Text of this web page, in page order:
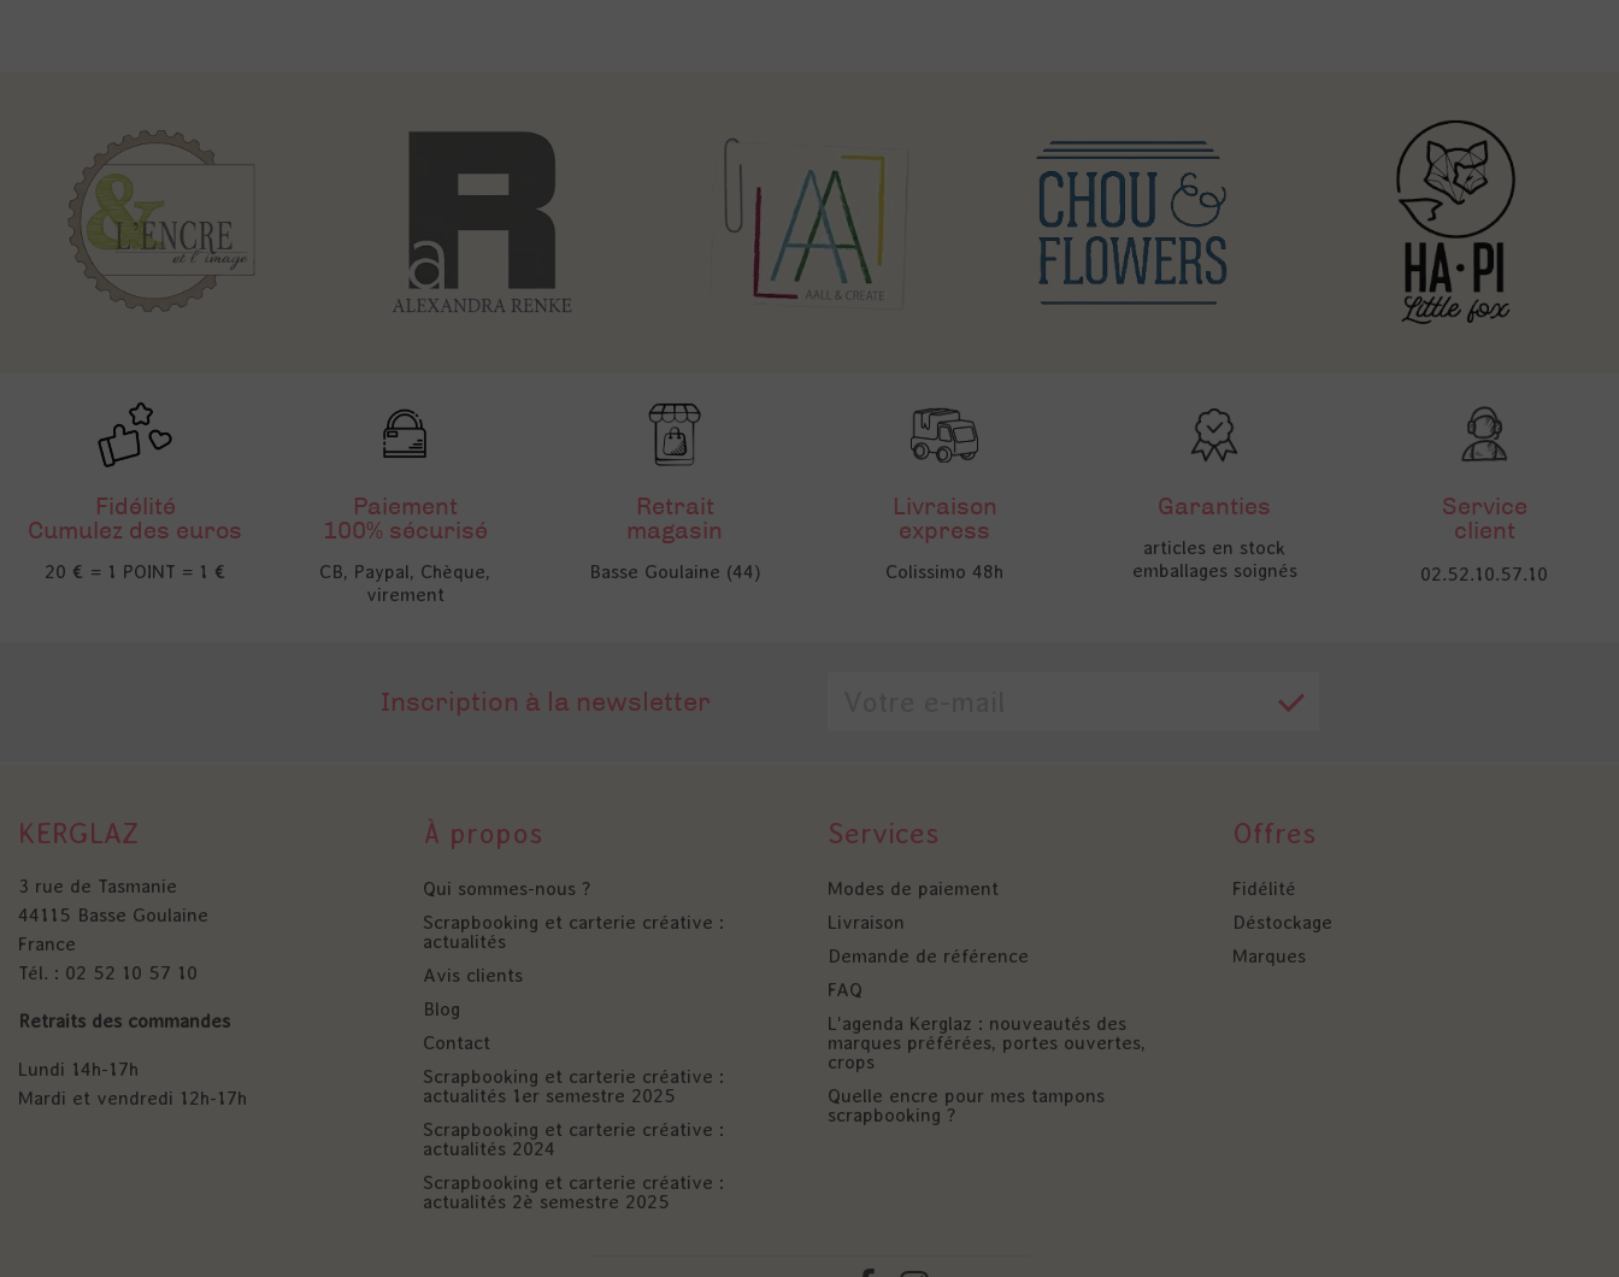
Fidélité
Cumulez des euros
20 € = 1 POINT = 1 €
Paiement
100% sécurisé
CB, Paypal, Chèque,
virement
Retrait
magasin
Basse Goulaine (44)
Livraison
express
Colissimo 48h
Garanties
articles en stock
emballages soignés
Service
client
02.52.10.57.10
Inscription à la newsletter
KERGLAZ
3 rue de Tasmanie
44115 Basse Goulaine
France
Tél. : 02 52 10 57 10
Retraits des commandes
Lundi 14h-17h
Mardi et vendredi 12h-17h
À propos
Qui sommes-nous ?
Scrapbooking et carterie créative :
actualités
Avis clients
Blog
Contact
Scrapbooking et carterie créative :
actualités 1er semestre 2025
Scrapbooking et carterie créative :
actualités 2024
Scrapbooking et carterie créative :
actualités 2è semestre 2025
Services
Modes de paiement
Livraison
Demande de référence
FAQ
L'agenda Kerglaz : nouveautés des
marques préférées, portes ouvertes,
crops
Quelle encre pour mes tampons
scrapbooking ?
Offres
Fidélité
Déstockage
Marques